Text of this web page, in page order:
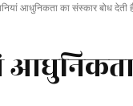
आधुनिकता का संस्कार बोध देती